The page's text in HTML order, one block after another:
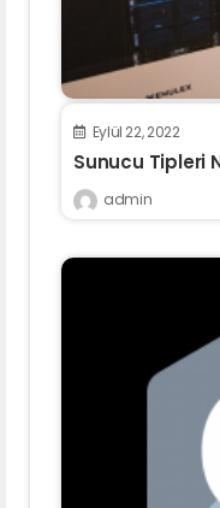
Eylül 22, 2022
Sunucu Tipleri
admin